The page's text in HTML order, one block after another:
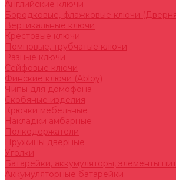
Английские ключи
Бородковые, флажковые ключи
Вертикальные ключи
Крестовые ключи
Помповые, трубчатые ключи
Разные ключи
Сейфовые ключи
Финские ключи (Abloy)
Чипы для домофона
Скобяные изделия
Крючки мебельные
Накладки амбарные
Полкодержатели
Пружины дверные
Уголки
Батарейки, аккумуляторы, элементы
Аккумуляторные батарейки